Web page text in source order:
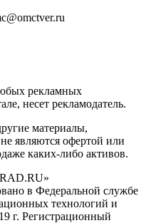
рекламных
несет рекламодатель.
материалы,
являются офертой или
каких-либо активов.
в Федеральной службе
технологий и
г. Регистрационный